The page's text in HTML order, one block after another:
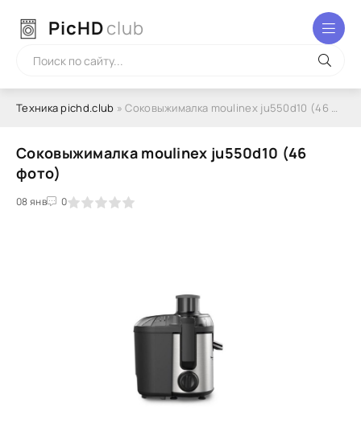
PicHDclub
Техника pichd.club » Соковыжималка moulinex ju550d10 (46 фото)
Соковыжималка moulinex ju550d10 (46
фото)
08 янв 0
3 4 5